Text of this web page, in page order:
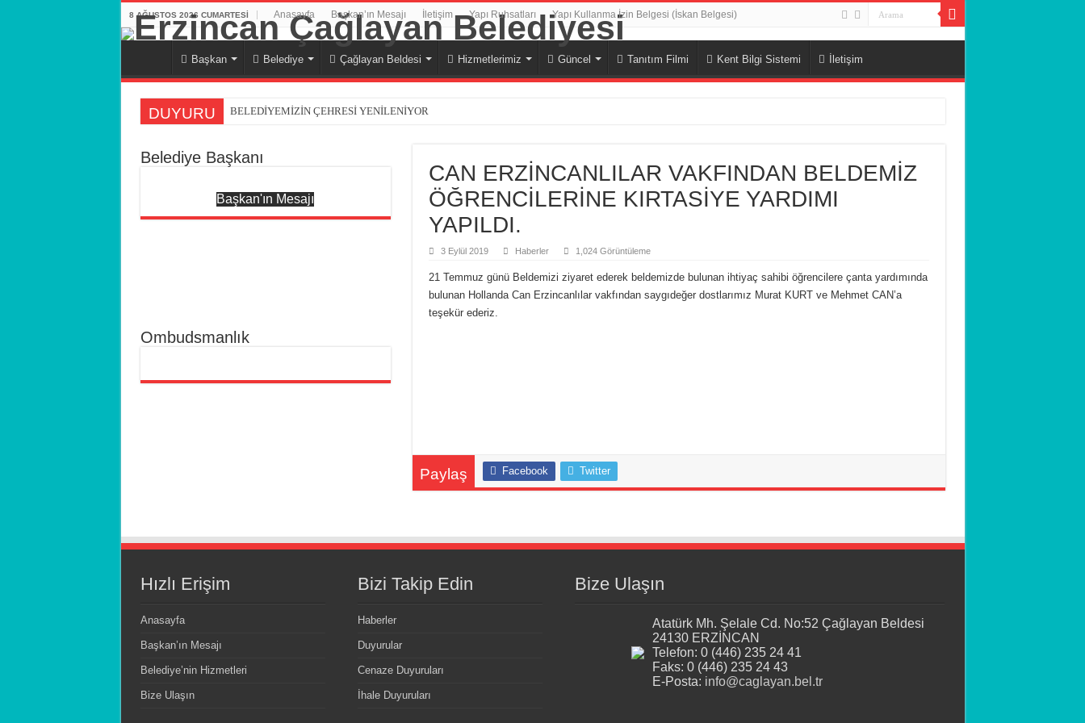
8 AĞUSTOS 2026 CUMARTESI Anasayfa Başkan’ın Mesajı İletişim Yapı Ruhsatları Yapı Kullanma İzin Belgesi (İskan Belgesi)
Başkan Belediye Çağlayan Beldesi Hizmetlerimiz Güncel Tanıtım Filmi Kent Bilgi Sistemi İletişim
DUYURU BELEDİYEMİZİN ÇEHRESİ YENİLENİYOR
BELDEMİZ SOKAKLARI YENİLENİYOR
Beldemiz Derebağ Mahallesi’nde Üstyapı Çalışmalarımız Devam Ediyor.
23 NİSAN ULUSAL EĞEMENLİK VE ÇOÇUK BAYRAMI KUTLU OLSUN
8 MART DÜNYA KADINLAR GÜNÜ KUTLU OLSUN
DUYURU / TEBLİĞ İLANI
CAN ERZİNCANLILAR VAKFINDAN BELDEMİZ
ÖĞRENCİLERİNE KIRTASİYE YARDIMI
YAPILDI.
3 Eylül 2019 Haberler 1,024 Görüntüleme
21 Temmuz günü Beldemizi ziyaret ederek beldemizde bulunan ihtiyaç sahibi öğrencilere çanta yardımında
bulunan Hollanda Can Erzincanlılar vakfından saygıdeğer dostlarımız Murat KURT ve Mehmet CAN’a
teşekür ederiz.
Paylaş Facebook Twitter
Belediye Başkanı
Başkan'ın Mesajı
Ombudsmanlık
Hızlı Erişim
Anasayfa
Başkan’ın Mesajı
Belediye’nin Hizmetleri
Bize Ulaşın
Bizi Takip Edin
Haberler
Duyurular
Cenaze Duyuruları
İhale Duyuruları
Bize Ulaşın
Atatürk Mh. Şelale Cd. No:52 Çağlayan Beldesi
24130 ERZİNCAN
Telefon: 0 (446) 235 24 41
Faks: 0 (446) 235 24 43
E-Posta: info@caglayan.bel.tr